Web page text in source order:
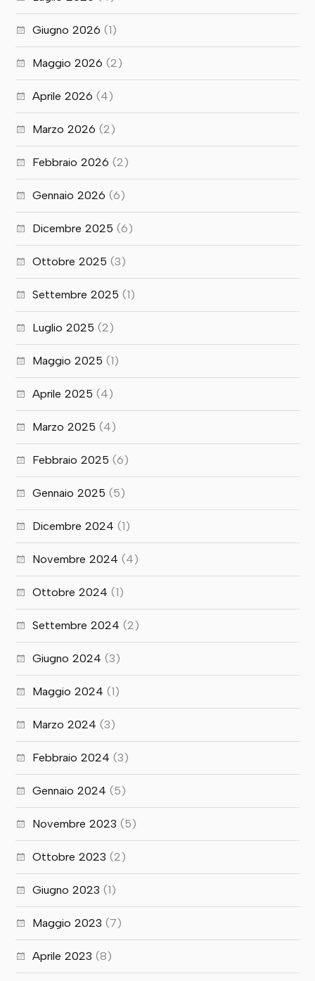
Giugno 2026 (1)
Maggio 2026 (2)
Aprile 2026 (4)
Marzo 2026 (2)
Febbraio 2026 (2)
Gennaio 2026 (6)
Dicembre 2025 (6)
Ottobre 2025 (3)
Settembre 2025 (1)
Luglio 2025 (2)
Maggio 2025 (1)
Aprile 2025 (4)
Marzo 2025 (4)
Febbraio 2025 (6)
Gennaio 2025 (5)
Dicembre 2024 (1)
Novembre 2024 (4)
Ottobre 2024 (1)
Settembre 2024 (2)
Giugno 2024 (3)
Maggio 2024 (1)
Marzo 2024 (3)
Febbraio 2024 (3)
Gennaio 2024 (5)
Novembre 2023 (5)
Ottobre 2023 (2)
Giugno 2023 (1)
Maggio 2023 (7)
Aprile 2023 (8)